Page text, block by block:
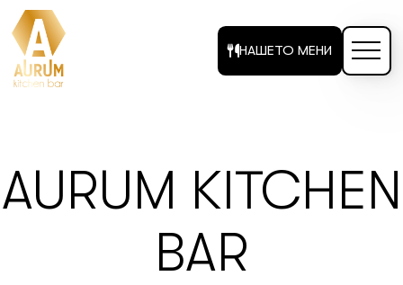
НАШЕТО МЕНИ
AURUM KITCHEN
BAR